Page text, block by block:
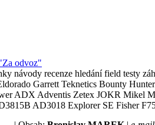
odvoz"
návody recenze hledání field testy
Garrett Teknetics Bounty
Adventis Zetex JOKR Mikel
AD3018 Explorer SE Fisher